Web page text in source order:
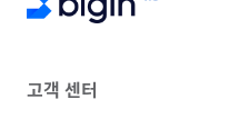
고객 센터